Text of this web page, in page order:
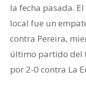
la fecha pasada.
local fue un
contra Pereira,
último partido del
por 2-0 contra La